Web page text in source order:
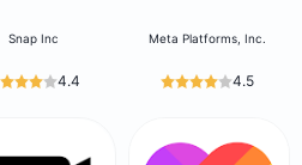
Snap Inc
4.4
Meta Platforms, Inc.
4.5